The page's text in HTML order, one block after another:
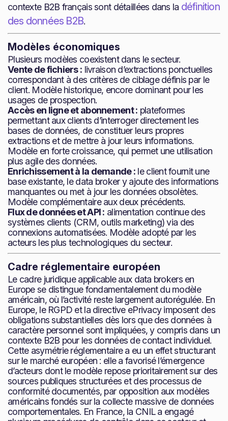
contexte B2B français sont détaillées dans la définition
des données B2B.
Modèles économiques
Plusieurs modèles coexistent dans le secteur.
Vente de fichiers : livraison d’extractions ponctuelles
correspondant à des critères de ciblage définis par le
client. Modèle historique, encore dominant pour les
usages de prospection.
Accès en ligne et abonnement : plateformes
permettant aux clients d’interroger directement les
bases de données, de constituer leurs propres
extractions et de mettre à jour leurs informations.
Modèle en forte croissance, qui permet une utilisation
plus agile des données.
Enrichissement à la demande : le client fournit une
base existante, le data broker y ajoute des informations
manquantes ou met à jour les données obsolètes.
Modèle complémentaire aux deux précédents.
Flux de données et API : alimentation continue des
systèmes clients (CRM, outils marketing) via des
connexions automatisées. Modèle adopté par les
acteurs les plus technologiques du secteur.
Cadre réglementaire européen
Le cadre juridique applicable aux data brokers en
Europe se distingue fondamentalement du modèle
américain, où l’activité reste largement autorégulée. En
Europe, le RGPD et la directive ePrivacy imposent des
obligations substantielles dès lors que des données à
caractère personnel sont impliquées, y compris dans un
contexte B2B pour les données de contact individuel.
Cette asymétrie réglementaire a eu un effet structurant
sur le marché européen : elle a favorisé l’émergence
d’acteurs dont le modèle repose prioritairement sur des
sources publiques structurées et des processus de
conformité documentés, par opposition aux modèles
américains fondés sur la collecte massive de données
comportementales. En France, la CNIL a engagé